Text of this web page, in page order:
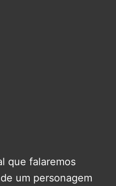
que falaremos
um personagem